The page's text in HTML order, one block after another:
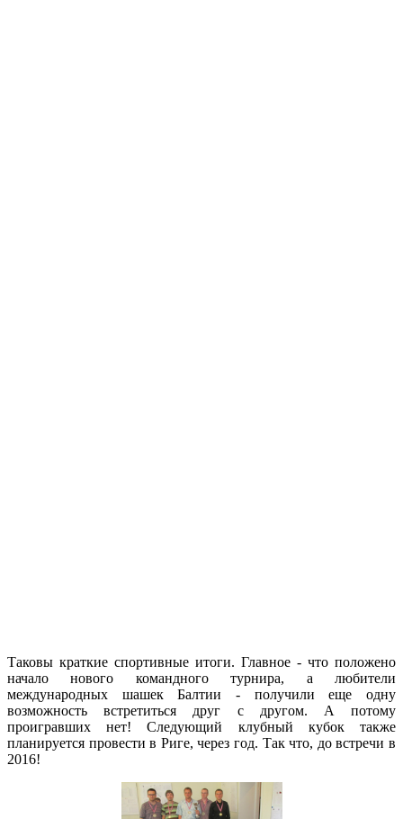
Таковы краткие спортивные итоги. Главное - что положено
начало нового командного турнира, а любители
международных шашек Балтии - получили еще одну
возможность встретиться друг с другом. А потому
проигравших нет! Следующий клубный кубок также
планируется провести в Риге, через год. Так что, до встречи в
2016!